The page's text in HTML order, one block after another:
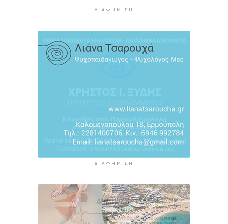
Ερμούπολιν! Η ιστορία ζωντανεύει
6 ώρες 7 λεπτά πρίν
ΔΙΑΦΉΜΙΣΗ
ΔΙΑΦΉΜΙΣΗ